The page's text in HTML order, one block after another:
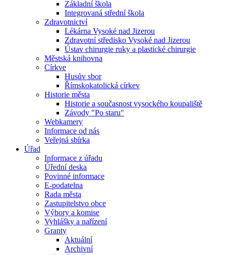
Základní škola
Integrovaná střední škola
Zdravotnictví
Lékárna Vysoké nad Jizerou
Zdravotní středisko Vysoké nad Jizerou
Ústav chirurgie ruky a plastické chirurgie
Městská knihovna
Církve
Husův sbor
Římskokatolická církev
Historie města
Historie a současnost vysockého koupaliště
Závody "Po staru"
Webkamery
Informace od nás
Veřejná sbírka
Úřad
Informace z úřadu
Úřední deska
Povinné informace
E-podatelna
Rada města
Zastupitelstvo obce
Výbory a komise
Vyhlášky a nařízení
Granty
Aktuální
Archivní